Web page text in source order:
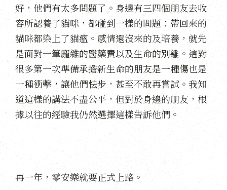
好，他們有太多問題了。身邊有三四個朋友去收
容所認養了貓咪，都碰到一樣的問題：帶回來的
貓咪都染上了貓瘟。感情還沒來的及培養，就先
是面對一筆龐雜的醫藥費以及生命的別離。這對
很多第一次準備承擔新生命的朋友是一種傷也是
一種衝擊，讓他們怯步，甚至不敢再嘗試。我知
道這樣的講法不盡公平，但對於身邊的朋友，根
據以往的經驗我仍然選擇這樣告訴他們。
再一年，零安樂就要正式上路。